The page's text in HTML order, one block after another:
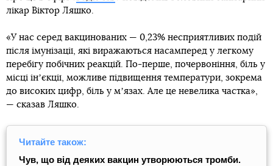
лікар Віктор Ляшко.
«У нас серед вакцинованих — 0,23% несприятливих подій
після імунізації, які виражаються насамперед у легкому
перебігу побічних реакцій. По-перше, почервоніння, біль у
місці інʼєкції, можливе підвищення температури, зокрема
до високих цифр, біль у мʼязах. Але це невелика частка»,
— сказав Ляшко.
Читайте також:
Чув, що від деяких вакцин утворюються тромби.